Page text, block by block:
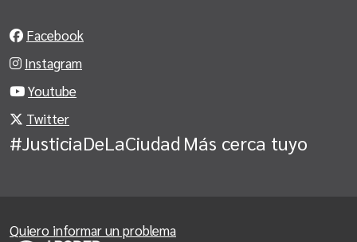
Facebook
Instagram
Youtube
Twitter
#JusticiaDeLaCiudad Más cerca tuyo
Quiero informar un problema